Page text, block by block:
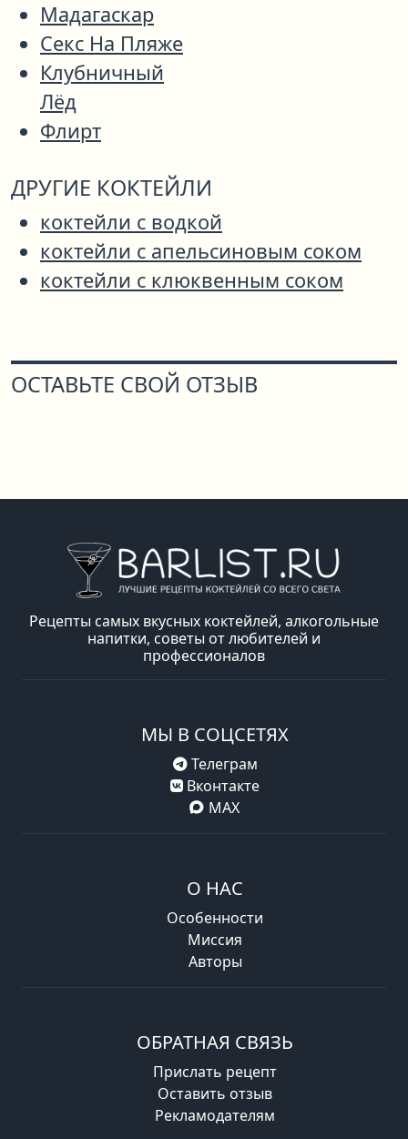
Мадагаскар
Секс На Пляже
Клубничный
Лёд
Флирт
ДРУГИЕ КОКТЕЙЛИ
коктейли с водкой
коктейли с апельсиновым соком
коктейли с клюквенным соком
ОСТАВЬТЕ СВОЙ ОТЗЫВ
Рецепты самых вкусных коктейлей, алкогольные
напитки, советы от любителей и
профессионалов
МЫ В СОЦСЕТЯХ
Телеграм
Вконтакте
MAX
О НАС
Особенности
Миссия
Авторы
ОБРАТНАЯ СВЯЗЬ
Прислать рецепт
Оставить отзыв
Рекламодателям